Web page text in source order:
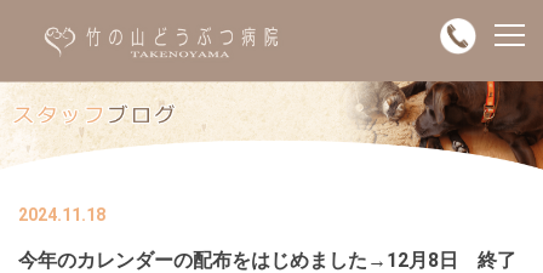
2024.11.18
今年のカレンダーの配布をはじめました→12月8日 終了